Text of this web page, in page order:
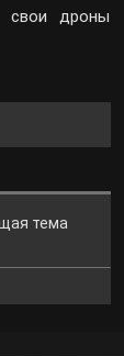
свои дроны
тема